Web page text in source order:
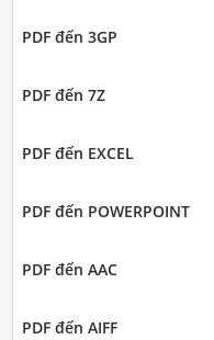
PDF đến 3GP
PDF đến 7Z
PDF đến EXCEL
PDF đến POWERPOINT
PDF đến AAC
PDF đến AIFF